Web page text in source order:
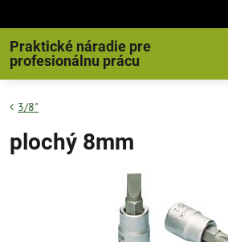
Praktické náradie pre
profesionálnu prácu
3/8"
plochý 8mm